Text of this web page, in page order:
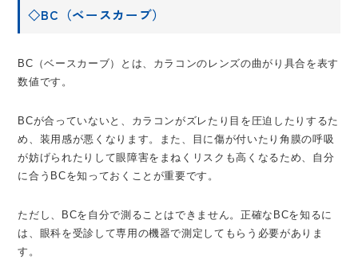
◇BC（ベースカーブ）
BC（ベースカーブ）とは、カラコンのレンズの曲がり具合を表す
数値です。
BCが合っていないと、カラコンがズレたり目を圧迫したりするた
め、装用感が悪くなります。また、目に傷が付いたり角膜の呼吸
が妨げられたりして眼障害をまねくリスクも高くなるため、自分
に合うBCを知っておくことが重要です。
ただし、BCを自分で測ることはできません。正確なBCを知るに
は、眼科を受診して専用の機器で測定してもらう必要がありま
す。